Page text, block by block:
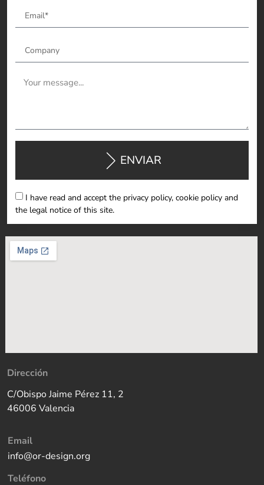
I have read and accept the privacy policy, cookie policy and
the legal notice of this site.
ENVIAR
Dirección
C/Obispo Jaime Pérez 11, 2
46006 Valencia
Email
info@or-design.org
Teléfono